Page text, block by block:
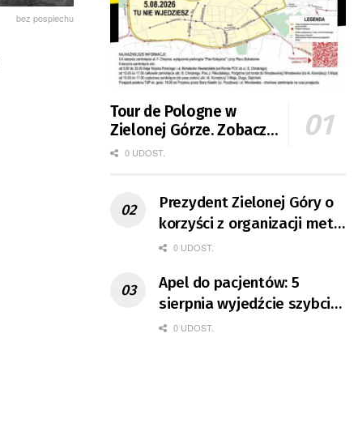
bez pospiechu
Tour de Pologne w
Zielonej Górze. Zobacz
zmiany w organizacji
0 UDOST.
Prezydent Zielonej Góry o
korzyści z organizacji mety
Tour de Pologne
0 UDOST.
Apel do pacjentów: 5
sierpnia wyjedźcie szybciej
z domów
0 UDOST.